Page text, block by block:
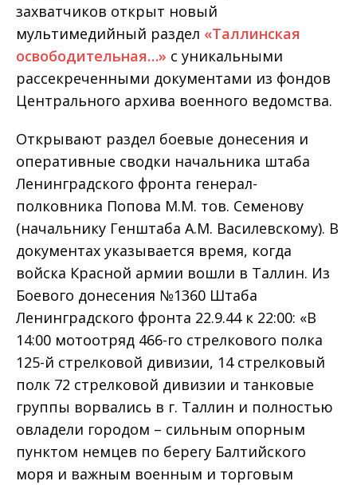
захватчиков открыт новый
мультимедийный раздел «Таллинская
освободительная…» с уникальными
рассекреченными документами из фондов
Центрального архива военного ведомства.
Открывают раздел боевые донесения и
оперативные сводки начальника штаба
Ленинградского фронта генерал-
полковника Попова М.М. тов. Семенову
(начальнику Генштаба А.М. Василевскому). В
документах указывается время, когда
войска Красной армии вошли в Таллин. Из
Боевого донесения №1360 Штаба
Ленинградского фронта 22.9.44 к 22:00: «В
14:00 мотоотряд 466-го стрелкового полка
125-й стрелковой дивизии, 14 стрелковый
полк 72 стрелковой дивизии и танковые
группы ворвались в г. Таллин и полностью
овладели городом – сильным опорным
пунктом немцев по берегу Балтийского
моря и важным военным и торговым